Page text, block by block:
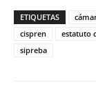
ETIQUETAS
cispren
estatuto
sipreba